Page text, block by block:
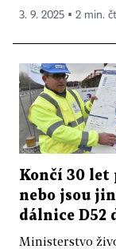
3. 9. 2025 ▪ 2 min.
Končí 30 let
nebo jsou
dálnice D52
Ministerstvo